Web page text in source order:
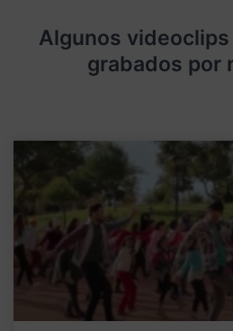
Algunos
grabados por